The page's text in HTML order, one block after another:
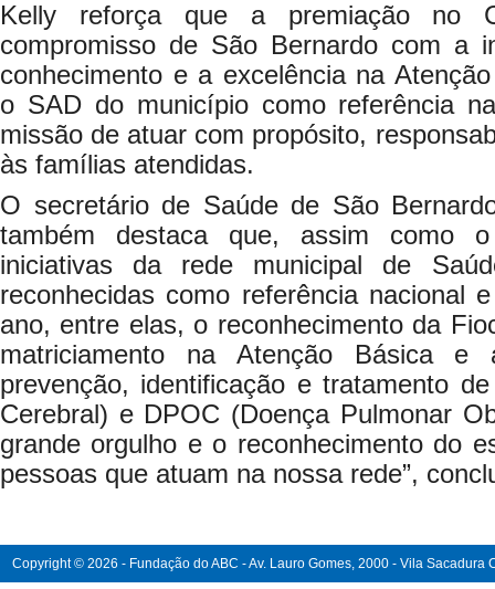
Kelly reforça que a premiação no
compromisso de São Bernardo com a
conhecimento e a excelência na
o SAD do município como referência
missão de atuar com propósito,
às famílias atendidas.
O secretário de Saúde de São
também destaca que, assim como
iniciativas da rede municipal de
reconhecidas como referência nacional
ano, entre elas, o reconhecimento da
matriciamento na Atenção Básica
prevenção, identificação e tratamento
Cerebral) e DPOC (Doença Pulmonar
grande orgulho e o reconhecimento do
pessoas que atuam na nossa rede”,
Copyright © 2026 - Fundação do ABC - Av. Lauro Gomes, 2000 - Vila